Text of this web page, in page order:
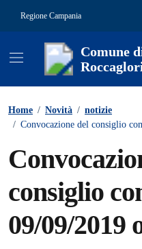
Regione Campania
Comune
Home / Novità / notizie
/ Convocazione del consiglio
consiglio
09/09/2019